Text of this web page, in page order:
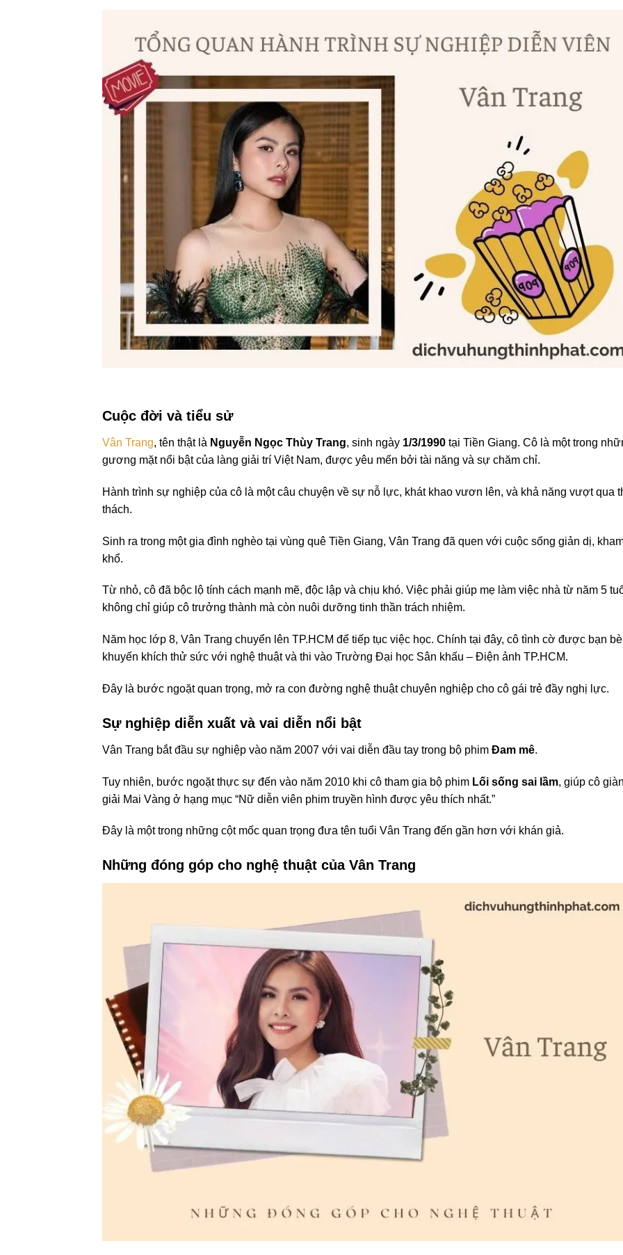
Cuộc đời và tiểu sử
Vân Trang, tên thật là Nguyễn Ngọc Thùy Trang, sinh ngày 1/3/1990 tại Tiền Giang. Cô là một trong
gương mặt nổi bật của làng giải trí Việt Nam, được yêu mến bởi tài năng và sự chăm chỉ.
Hành trình sự nghiệp của cô là một câu chuyện về sự nỗ lực, khát khao vươn lên, và khả năng vượt qua
thách.
Sinh ra trong một gia đình nghèo tại vùng quê Tiền Giang, Vân Trang đã quen với cuộc sống giản dị,
khổ.
Từ nhỏ, cô đã bộc lộ tính cách mạnh mẽ, độc lập và chịu khó. Việc phải giúp mẹ làm việc nhà từ năm 5
không chỉ giúp cô trưởng thành mà còn nuôi dưỡng tinh thần trách nhiệm.
Năm học lớp 8, Vân Trang chuyển lên TP.HCM để tiếp tục việc học. Chính tại đây, cô tình cờ được bạn bè
khuyến khích thử sức với nghệ thuật và thi vào Trường Đại học Sân khấu – Điện ảnh TP.HCM.
Đây là bước ngoặt quan trọng, mở ra con đường nghệ thuật chuyên nghiệp cho cô gái trẻ đầy nghị lực.
Sự nghiệp diễn xuất và vai diễn nổi bật
Vân Trang bắt đầu sự nghiệp vào năm 2007 với vai diễn đầu tay trong bộ phim Đam mê.
Tuy nhiên, bước ngoặt thực sự đến vào năm 2010 khi cô tham gia bộ phim Lối sống sai lầm, giúp cô
giải Mai Vàng ở hạng mục “Nữ diễn viên phim truyền hình được yêu thích nhất.”
Đây là một trong những cột mốc quan trọng đưa tên tuổi Vân Trang đến gần hơn với khán giả.
Những đóng góp cho nghệ thuật của Vân Trang